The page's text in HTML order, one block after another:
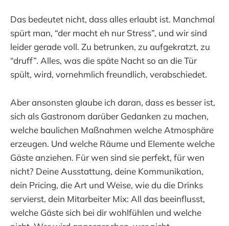
Das bedeutet nicht, dass alles erlaubt ist. Manchmal
spürt man, “der macht eh nur Stress”, und wir sind
leider gerade voll. Zu betrunken, zu aufgekratzt, zu
“druff”. Alles, was die späte Nacht so an die Tür
spült, wird, vornehmlich freundlich, verabschiedet.
Aber ansonsten glaube ich daran, dass es besser ist,
sich als Gastronom darüber Gedanken zu machen,
welche baulichen Maßnahmen welche Atmosphäre
erzeugen. Und welche Räume und Elemente welche
Gäste anziehen. Für wen sind sie perfekt, für wen
nicht? Deine Ausstattung, deine Kommunikation,
dein Pricing, die Art und Weise, wie du die Drinks
servierst, dein Mitarbeiter Mix: All das beeinflusst,
welche Gäste sich bei dir wohlfühlen und welche